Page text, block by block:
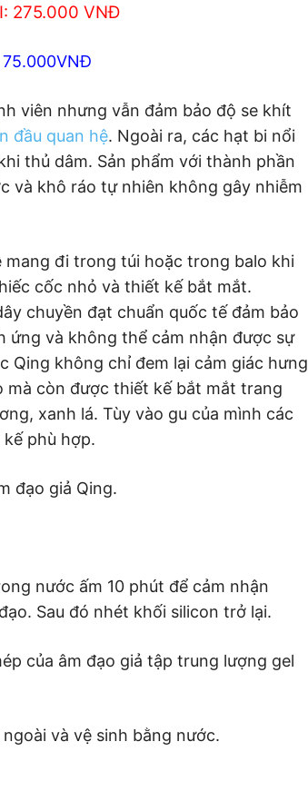
275.000 VNĐ
viên nhưng vẫn đảm bảo độ se khít
đầu quan hệ. Ngoài ra, các hạt bi nổi
thủ dâm. Sản phẩm với thành phần
và khô ráo tự nhiên không gây nhiễm
đi trong túi hoặc trong balo khi
cốc nhỏ và thiết kế bắt mắt.
chuyền đạt chuẩn quốc tế đảm bảo
ứng và không thể cảm nhận được sự
Qing không chỉ đem lại cảm giác hưng
còn được thiết kế bắt mắt trang
xanh lá. Tùy vào gu của mình các
phù hợp.
đạo giả Qing.
nước ấm 10 phút để cảm nhận
Sau đó nhét khối silicon trở lại.
của âm đạo giả tập trung lượng gel
và vệ sinh bằng nước.